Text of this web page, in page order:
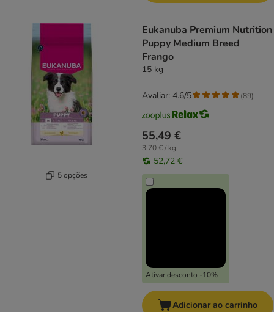
5 opções
Eukanuba Premium Nutrition
Puppy Medium Breed
Frango
15 kg
55,49 €
3,70 € / kg
52,72 €
Ativar desconto -10%
Avaliar: 4.6/5 (89)
Adicionar ao carrinho